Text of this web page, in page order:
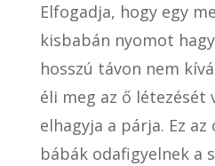
Elfogadja, hogy egy
kisbabán nyomot
hosszú távon nem
éli meg az ő létezését
elhagyja a párja. Ez
bábák odafigyelnek a